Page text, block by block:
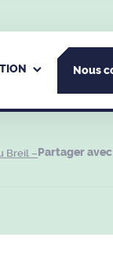
Nous
Breil –Partager avec